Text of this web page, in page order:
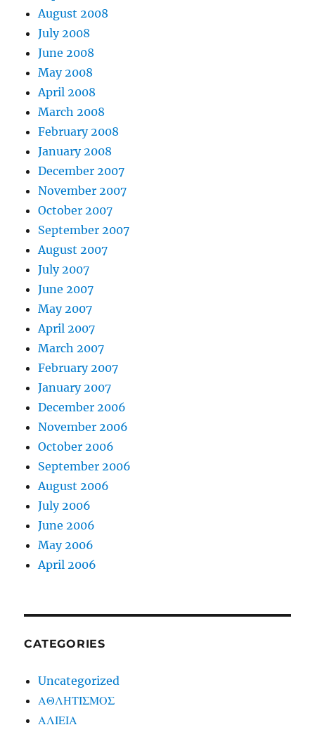
August 2008
July 2008
June 2008
May 2008
April 2008
March 2008
February 2008
January 2008
December 2007
November 2007
October 2007
September 2007
August 2007
July 2007
June 2007
May 2007
April 2007
March 2007
February 2007
January 2007
December 2006
November 2006
October 2006
September 2006
August 2006
July 2006
June 2006
May 2006
April 2006
CATEGORIES
Uncategorized
ΑΘΛΗΤΙΣΜΟΣ
ΑΛΙΕΙΑ